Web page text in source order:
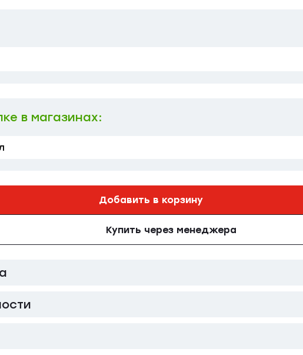
в магазинах:
Добавить в корзину
Купить через менеджера